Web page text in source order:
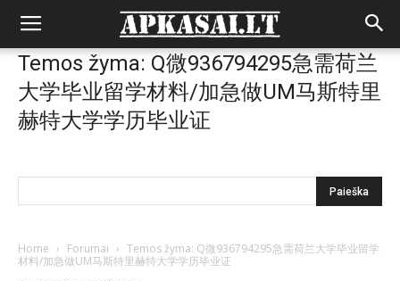
Temos žyma: Q微936794295急需荷兰
大学毕业留学材料/加急做UM马斯特里
赫特大学学历毕业证
Home › Forumai › Temos žyma: Q微936794295急需荷兰大学毕业留学
材料/加急做UM马斯特里赫特大学学历毕业证